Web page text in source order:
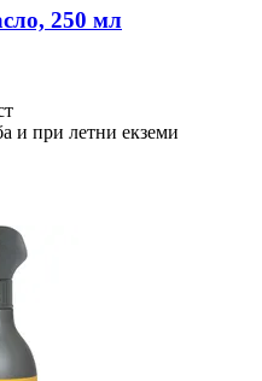
250 мл
и при летни екземи